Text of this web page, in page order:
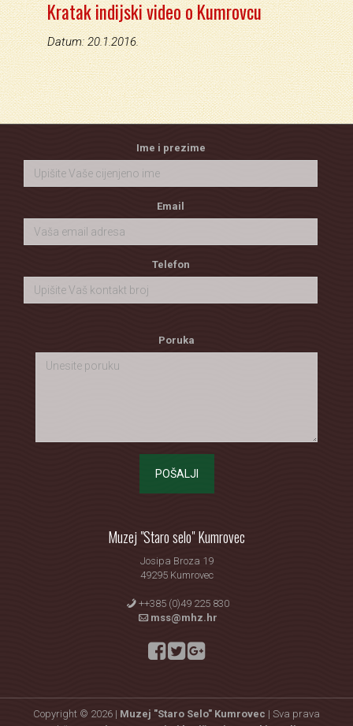
Kratak indijski video o Kumrovcu
Datum: 20.1.2016.
Ime i prezime
Email
Telefon
Poruka
POŠALJI
Muzej "Staro selo" Kumrovec
Josipa Broza 19
49295 Kumrovec
++385 (0)49 225 830
mss@mhz.hr
Copyright © 2026 | Muzej "Staro Selo" Kumrovec | Sva prava